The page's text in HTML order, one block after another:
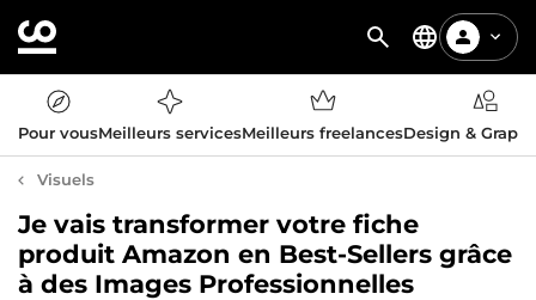
Pour vousMeilleurs servicesMeilleurs freelancesDesign &
Visuels
Je vais transformer votre fiche
produit Amazon en Best-Sellers grâce
à des Images Professionnelles